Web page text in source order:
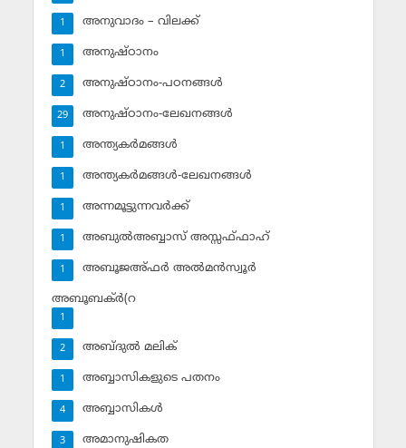
അനുവാദം – വിലക്ക്‌
1
അനുഷ്ഠാനം
1
അനുഷ്ഠാനം-പഠനങ്ങള്‍
2
അനുഷ്ഠാനം-ലേഖനങ്ങള്‍
29
അന്ത്യകര്‍മങ്ങള്‍
1
അന്ത്യകര്‍മങ്ങള്‍-ലേഖനങ്ങള്‍
1
അന്നമൂട്ടുന്നവര്‍ക്ക്
1
അബുല്‍അബ്ബാസ് അസ്സഫ്ഫാഹ്‌
1
അബൂജഅ്ഫര്‍ അല്‍മന്‍സ്വൂര്‍
1
അബൂബക്ര്‍(റ
1
അബ്ദുല്‍ മലിക്‌
2
അബ്ബാസികളുടെ പതനം
1
അബ്ബാസികള്‍
4
അമാനുഷികത
3